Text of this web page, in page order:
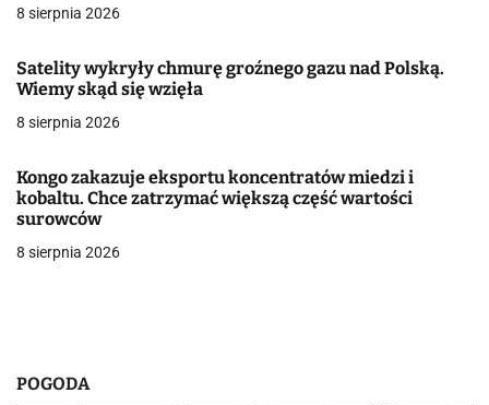
c
j
p
i
8 sierpnia 2026
Satelity wykryły chmurę groźnego gazu nad Polską.
Wiemy skąd się wzięła
8 sierpnia 2026
Kongo zakazuje eksportu koncentratów miedzi i
kobaltu. Chce zatrzymać większą część wartości
surowców
8 sierpnia 2026
POGODA